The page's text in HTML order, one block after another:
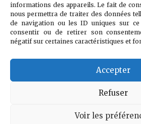
informations des appareils. Le fait de
nous permettra de traiter des données
de navigation ou les ID uniques sur
consentir ou de retirer son
négatif sur certaines caractéristiques et
Accepter
Refuser
Voir les
Mangas / BD TV Goodies
Wargames